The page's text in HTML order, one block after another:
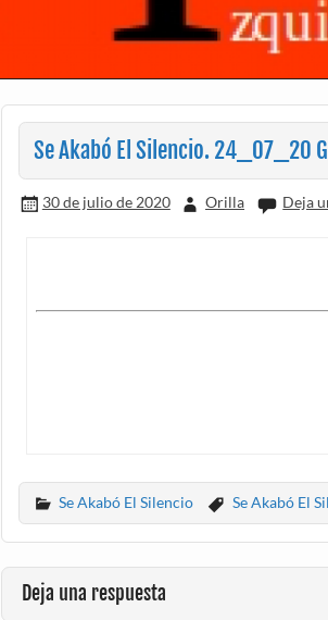
Se Akabó El Silencio. 24_07_20
30 de julio de 2020 Orilla Deja
Se Akabó El Silencio Se Akabó El
Deja una respuesta